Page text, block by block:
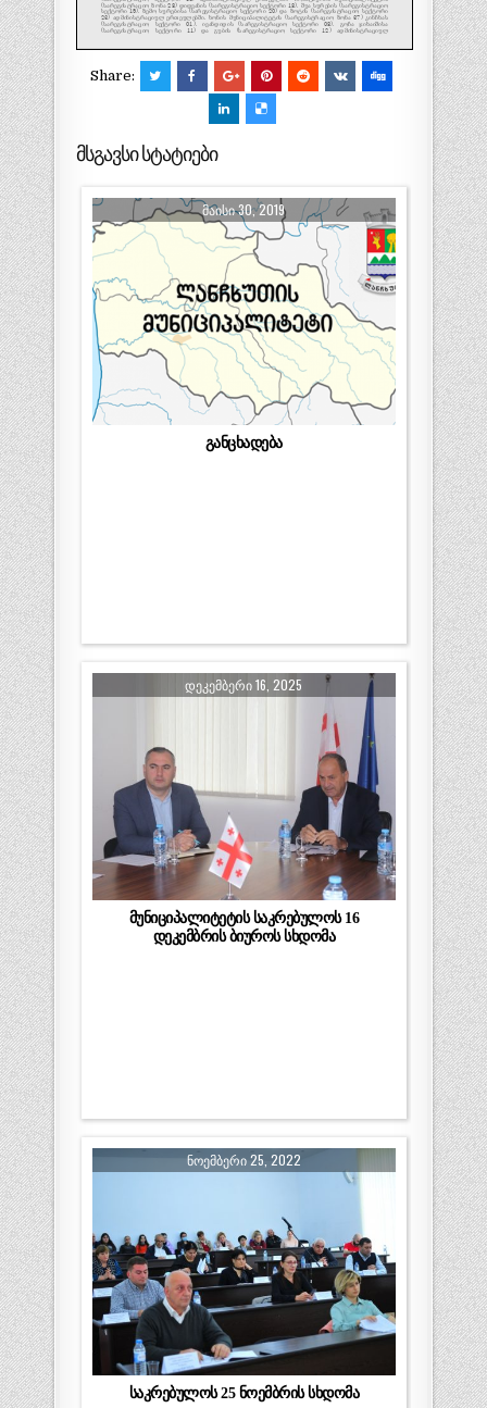
Share:
მსგავსი სტატიები
ᲛᲐᲘᲡᲘ 30, 2019
განცხადება
ᲓᲔᲙᲔᲛᲑᲔᲠᲘ 16, 2025
მუნიციპალიტეტის საკრებულოს 16
დეკემბრის ბიუროს სხდომა
ᲜᲝᲔᲛᲑᲔᲠᲘ 25, 2022
საკრებულოს 25 ნოემბრის სხდომა